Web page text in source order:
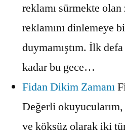
reklamı sürmekte olan
reklamını dinlemeye
duymamıştım. İlk
kadar bu gece…
Fidan Dikim Zamanı
Değerli
ve köksüz olarak iki